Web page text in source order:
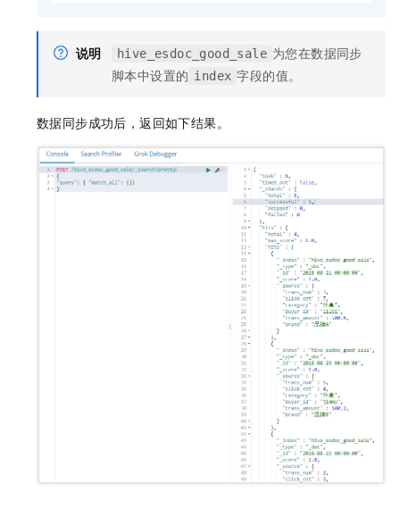
说明 hive_esdoc_good_sale 为您在数据同步
脚本中设置的 index 字段的值。
数据同步成功后，返回如下结果。